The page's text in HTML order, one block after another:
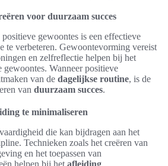
voor duurzaam succes
gewoontes is een effectieve
te verbeteren. Gewoontevorming vereist
en zelfreflectie helpen bij het
gewoontes. Wanneer positieve
van de dagelijkse routine, is de
van duurzaam succes.
te minimaliseren
die kan bijdragen aan het
Technieken zoals het creëren van
en het toepassen van